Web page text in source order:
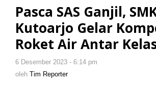
Ganjil,
SMK
Pansa
Kutoarjo
Gelar
Pasca SAS Ganjil,
Kutoarjo Gelar
Roket Air Antar
6 Desember 2023 - 6:14 pm
oleh Tim Reporter